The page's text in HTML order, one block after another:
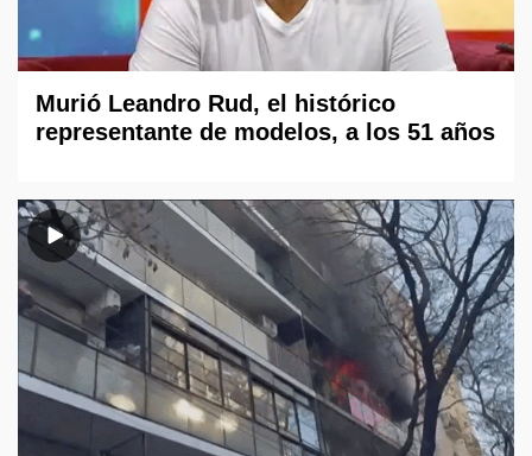
Murió Leandro Rud, el histórico
representante de modelos, a los 51 años